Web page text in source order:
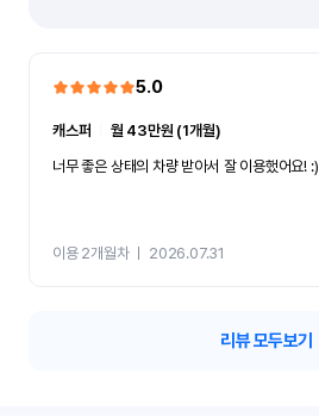
5.0
캐스퍼
월 43만원 (1개월)
너무 좋은 상태의 차량 받아서 잘 이용했어요! :)
이용 2개월차ㅣ 2026.07.31
리뷰 모두보기